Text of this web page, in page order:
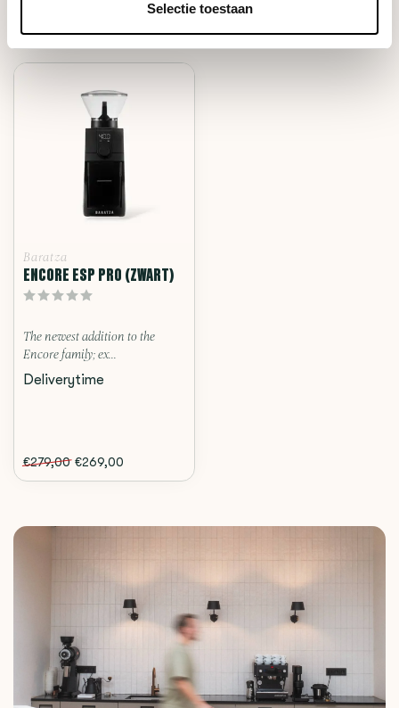
Selectie toestaan
RECENT BEKEKEN
Baratza
ENCORE ESP PRO (ZWART)
The newest addition to the
Encore family; ex...
Deliverytime
€279,00 €269,00